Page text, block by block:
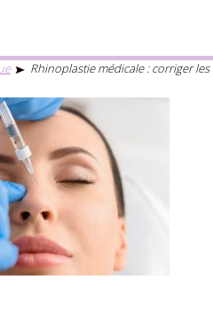
Rhinoplastie médicale : corriger les